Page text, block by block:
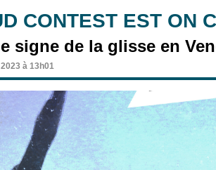
CONTEST EST ON
signe de la glisse en
à 13h01